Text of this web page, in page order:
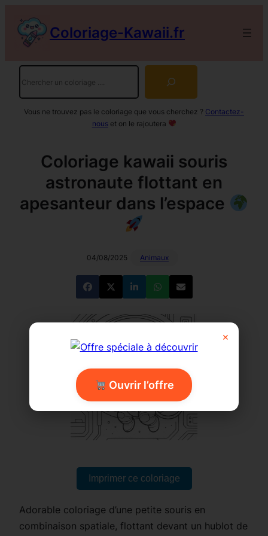
contenu
Coloriage-Kawaii.fr
Vous ne trouvez pas le coloriage que vous cherchez ? Contactez-
nouset on le rajoutera
Coloriage kawaii souris
astronaute flottant en
apesanteur dans l’espace
04/08/2025 Animaux
Imprimer ce coloriage
Adorable coloriage d’une petite souris en
combinaison spatiale, flottant devant un hublot de
×
Ouvrir l’offre